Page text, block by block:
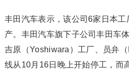
丰田汽车表示，该公司6家日本
产。丰田汽车旗下子公司丰田车
吉原（Yoshiwara）工厂、员弁
线从10月16日晚上开始停工，而